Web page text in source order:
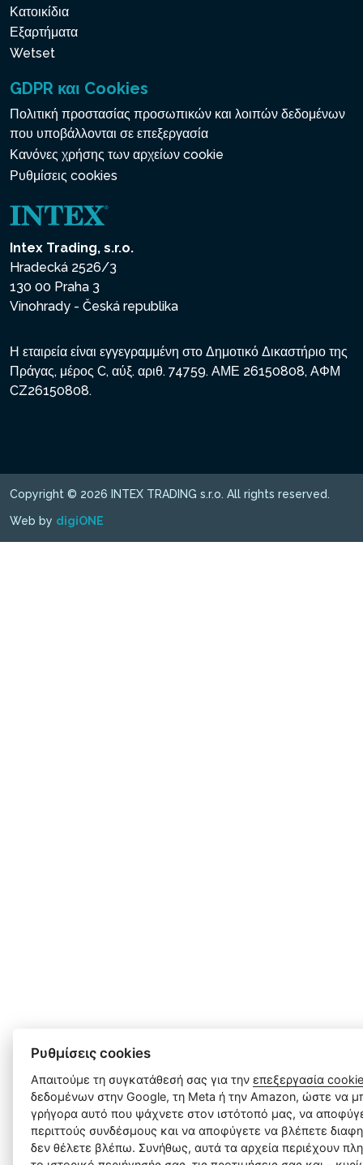
Κατοικίδια
Εξαρτήματα
Wetset
GDPR και Cookies
Πολιτική προστασίας προσωπικών και λοιπών δεδομένων
που υποβάλλονται σε επεξεργασία
Κανόνες χρήσης των αρχείων cookie
Ρυθμίσεις cookies
Intex Trading, s.r.o.
Hradecká 2526/3
130 00 Praha 3
Vinohrady - Česká republika
Η εταιρεία είναι εγγεγραμμένη στο Δημοτικό Δικαστήριο της
Πράγας, μέρος C, αύξ. αριθ. 74759. ΑΜΕ 26150808, ΑΦΜ
CZ26150808.
Copyright © 2026 INTEX TRADING s.r.o. All rights reserved.
Web by digiONE
Ρυθμίσεις cookies
Απαιτούμε τη συγκατάθεσή σας για τηνεπεξεργασία
δεδομένων στην Google, τη Meta ή την Amazon, ώστε να
γρήγορα αυτό που ψάχνετε στον ιστότοπό μας, να
περιττούς συνδέσμους και να αποφύγετε να βλέπετε
δεν θέλετε βλέπω. Συνήθως, αυτά τα αρχεία περιέχουν